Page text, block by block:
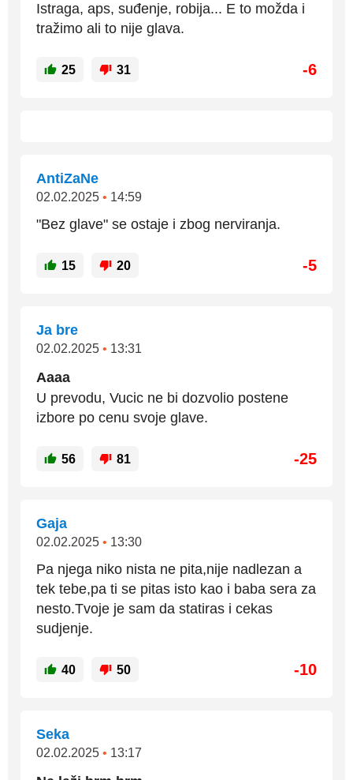
Istraga, aps, suđenje, robija... E to možda i
tražimo ali to nije glava.
25 31 -6
AntiZaNe
02.02.2025 • 14:59
"Bez glave" se ostaje i zbog nerviranja.
15 20 -5
Ja bre
02.02.2025 • 13:31
Aaaa
U prevodu, Vucic ne bi dozvolio postene
izbore po cenu svoje glave.
56 81 -25
Gaja
02.02.2025 • 13:30
Pa njega niko nista ne pita,nije nadlezan a
tek tebe,pa ti se pitas isto kao i baba sera za
nesto.Tvoje je sam da statiras i cekas
sudjenje.
40 50 -10
Seka
02.02.2025 • 13:17